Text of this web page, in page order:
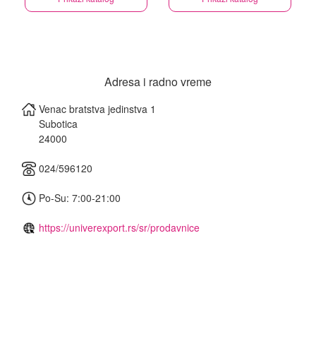
Adresa i radno vreme
Venac bratstva jedinstva 1
Subotica
24000
024/596120
Po-Su: 7:00-21:00
https://univerexport.rs/sr/prodavnice